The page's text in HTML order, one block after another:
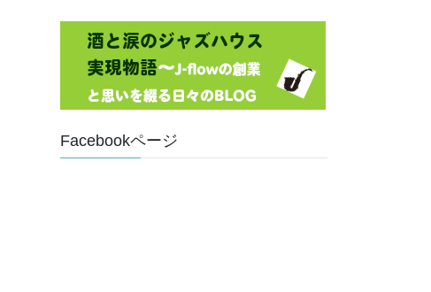
Facebookページ